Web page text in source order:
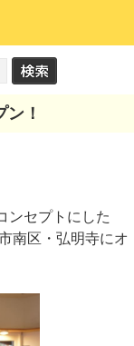
！
ンセプトにした
南区・弘明寺にオ